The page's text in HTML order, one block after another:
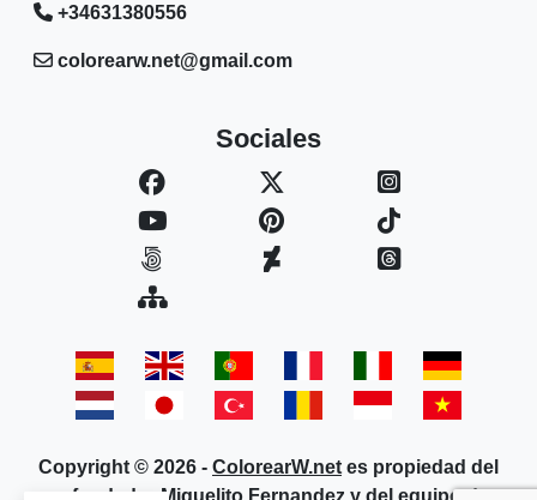
+34631380556
colorearw.net@gmail.com
Sociales
Copyright © 2026 - ColorearW.net es propiedad del